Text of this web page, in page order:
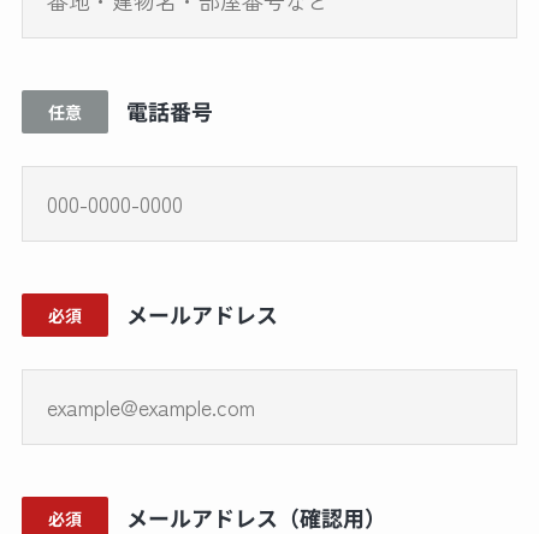
任意 電話番号
必須 メールアドレス
必須 メールアドレス（確認用）